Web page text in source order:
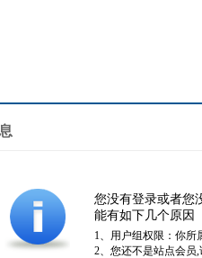
您没有登录或者您
能有如下几个原因
1、用户组权限：你所
2、您还不是站点会员